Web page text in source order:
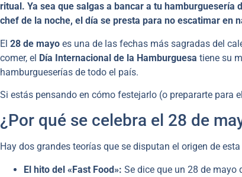
ritual. Ya sea que salgas a bancar a tu
chef de la noche, el día se presta para no escatimar en
El 28 de mayo es una de las fechas más sagradas del
comer, el Día Internacional de la Hamburguesa tiene su
hamburgueserías de todo el país.
Si estás pensando en cómo festejarlo (o prepararte para
¿Por qué se celebra el 28 de
Hay dos grandes teorías que se disputan el origen de
El hito del «Fast Food»: Se dice que un 28 de mayo